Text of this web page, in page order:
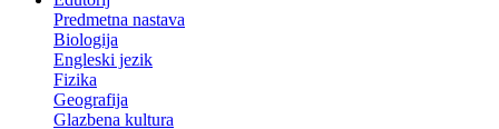
Predmetna nastava
Biologija
Engleski jezik
Fizika
Geografija
Glazbena kultura